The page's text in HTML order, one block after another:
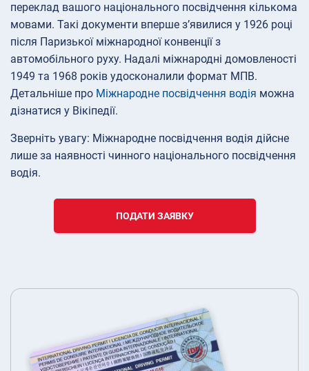
переклад вашого національного посвідчення кількома
мовами. Такі документи вперше з’явилися у 1926 році
після Паризької міжнародної конвенції з
автомобільного руху. Надалі міжнародні домовленості
1949 та 1968 років удосконалили формат МПВ.
Детальніше про Міжнародне посвідчення водія можна
дізнатися у Вікіпедії.
Зверніть увагу: Міжнародне посвідчення водія дійсне
лише за наявності чинного національного посвідчення
водія.
ПОДАТИ ЗАЯВКУ